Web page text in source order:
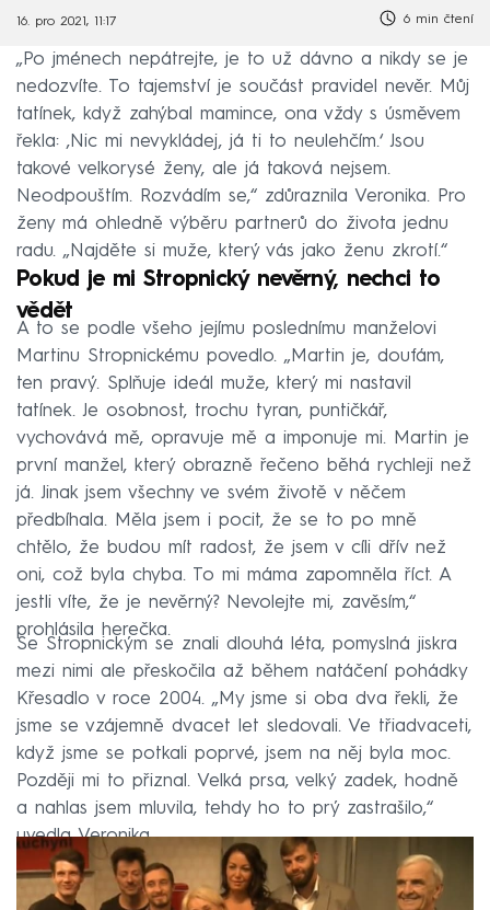
16. pro 2021, 11:17 6 min čtení
„Po jménech nepátrejte, je to už dávno a nikdy se je
nedozvíte. To tajemství je součást pravidel nevěr. Můj
tatínek, když zahýbal mamince, ona vždy s úsměvem
řekla: ‚Nic mi nevykládej, já ti to neulehčím.‘ Jsou
takové velkorysé ženy, ale já taková nejsem.
Neodpouštím. Rozvádím se,“ zdůraznila Veronika. Pro
ženy má ohledně výběru partnerů do života jednu
radu. „Najděte si muže, který vás jako ženu zkrotí.“
Pokud je mi Stropnický nevěrný, nechci to
vědět
A to se podle všeho jejímu poslednímu manželovi
Martinu Stropnickému povedlo. „Martin je, doufám,
ten pravý. Splňuje ideál muže, který mi nastavil
tatínek. Je osobnost, trochu tyran, puntičkář,
vychovává mě, opravuje mě a imponuje mi. Martin je
první manžel, který obrazně řečeno běhá rychleji než
já. Jinak jsem všechny ve svém životě v něčem
předbíhala. Měla jsem i pocit, že se to po mně
chtělo, že budou mít radost, že jsem v cíli dřív než
oni, což byla chyba. To mi máma zapomněla říct. A
jestli víte, že je nevěrný? Nevolejte mi, zavěsím,“
prohlásila herečka.
Se Stropnickým se znali dlouhá léta, pomyslná jiskra
mezi nimi ale přeskočila až během natáčení pohádky
Křesadlo v roce 2004. „My jsme si oba dva řekli, že
jsme se vzájemně dvacet let sledovali. Ve třiadvaceti,
když jsme se potkali poprvé, jsem na něj byla moc.
Později mi to přiznal. Velká prsa, velký zadek, hodně
a nahlas jsem mluvila, tehdy ho to prý zastrašilo,“
uvedla Veronika.